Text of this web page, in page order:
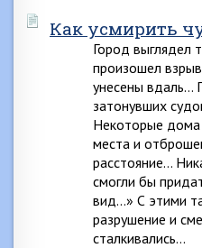
Как усмирить
Город выглядел
произошел
унесены вдаль…
затонувших
Некоторые дома
места и
расстояние…
смогли бы
вид…» С этими
разрушение и
сталкивались…